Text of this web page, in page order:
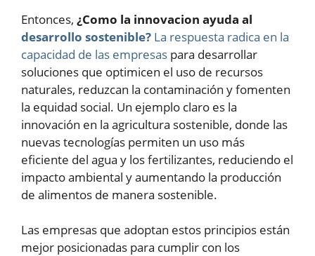
Entonces, ¿Como la innovacion ayuda al
desarrollo sostenible? La respuesta radica en la
capacidad de las empresas para desarrollar
soluciones que optimicen el uso de recursos
naturales, reduzcan la contaminación y fomenten
la equidad social. Un ejemplo claro es la
innovación en la agricultura sostenible, donde las
nuevas tecnologías permiten un uso más
eficiente del agua y los fertilizantes, reduciendo el
impacto ambiental y aumentando la producción
de alimentos de manera sostenible.
Las empresas que adoptan estos principios están
mejor posicionadas para cumplir con los